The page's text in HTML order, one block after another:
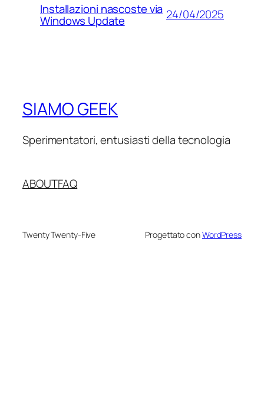
Installazioni nascoste via
Windows Update 24/04/2025
SIAMO GEEK
Sperimentatori, entusiasti della tecnologia
ABOUTFAQ
Twenty Twenty-Five Progettato conWordPress